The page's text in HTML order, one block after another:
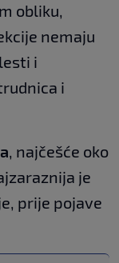
obliku,
nemaju
i
i
, najčešće oko
je
prije pojave